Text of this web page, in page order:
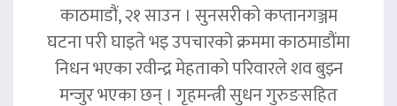
काठमाडौं, २१ साउन । सुनसरीको कप्तानगञ्जम
घटना परी घाइते भइ उपचारको क्रममा काठमाडौंमा
निधन भएका रवीन्द्र मेहताको परिवारले शव बुझ्न
मन्जुर भएका छन् । गृहमन्त्री सुधन गुरुङसहित